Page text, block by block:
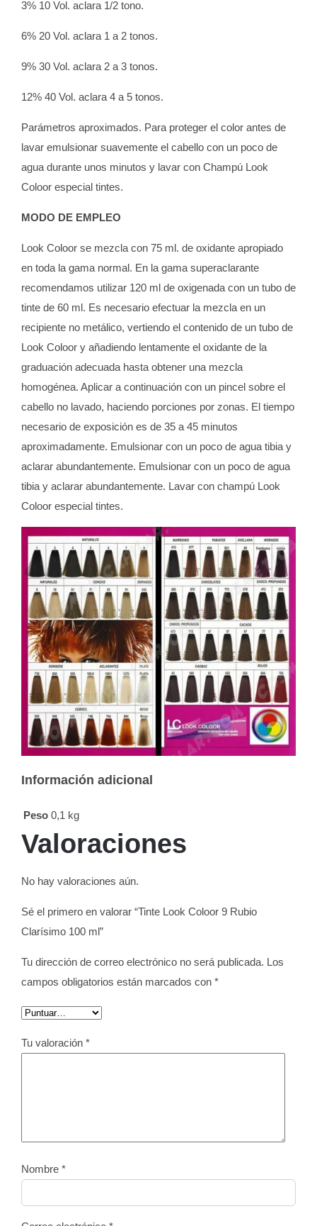
3% 10 Vol. aclara 1/2 tono.
6% 20 Vol. aclara 1 a 2 tonos.
9% 30 Vol. aclara 2 a 3 tonos.
12% 40 Vol. aclara 4 a 5 tonos.
Parámetros aproximados. Para proteger el color antes de
lavar emulsionar suavemente el cabello con un poco de
agua durante unos minutos y lavar con Champú Look
Coloor especial tintes.
MODO DE EMPLEO
Look Coloor se mezcla con 75 ml. de oxidante apropiado
en toda la gama normal. En la gama superaclarante
recomendamos utilizar 120 ml de oxigenada con un tubo de
tinte de 60 ml. Es necesario efectuar la mezcla en un
recipiente no metálico, vertiendo el contenido de un tubo de
Look Coloor y añadiendo lentamente el oxidante de la
graduación adecuada hasta obtener una mezcla
homogénea. Aplicar a continuación con un pincel sobre el
cabello no lavado, haciendo porciones por zonas. El tiempo
necesario de exposición es de 35 a 45 minutos
aproximadamente. Emulsionar con un poco de agua tibia y
aclarar abundantemente. Emulsionar con un poco de agua
tibia y aclarar abundantemente. Lavar con champú Look
Coloor especial tintes.
Información adicional
Peso 0,1 kg
Valoraciones
No hay valoraciones aún.
Sé el primero en valorar “Tinte Look Coloor 9 Rubio
Clarísimo 100 ml”
Tu dirección de correo electrónico no será publicada. Los
campos obligatorios están marcados con *
Tu valoración *
Nombre *